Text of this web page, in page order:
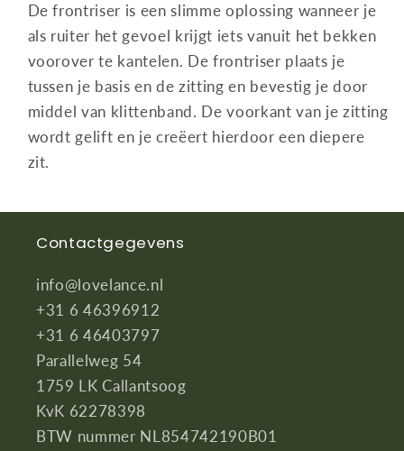
De frontriser is een slimme oplossing wanneer je
als ruiter het gevoel krijgt iets vanuit het bekken
voorover te kantelen. De frontriser plaats je
tussen je basis en de zitting en bevestig je door
middel van klittenband. De voorkant van je zitting
wordt gelift en je creëert hierdoor een diepere
zit.
Contactgegevens
info@lovelance.nl
+31 6 46396912
+31 6 46403797
Parallelweg 54
1759 LK Callantsoog
KvK 62278398
BTW nummer NL854742190B01